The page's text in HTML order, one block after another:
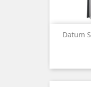
Datum